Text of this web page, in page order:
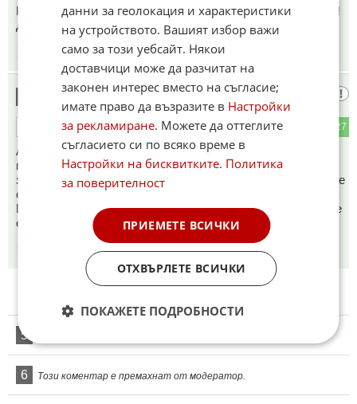
Нашата има чок парасъ, и затова запасява европейската!!!
Да не гладуват смотаняците...
16.06.2026
Сталин
27
ОТГОВОР
А нашето злато от 27 тона сиганина Костов го даде на
пиратите от Лондон,и също канадските мародери влачат
злато за 5 милиарда всяка година от България,а цървулите
събират капачки и ходят гладни и тънат в мизерия,когато
Волен Сидеров искаше да си вземем златото всички му се
смеехте и подигравахте яжте сега кошерни л@йна
16.06.2026
5
6 Този коментар е премахнат от модератор.
данни за геолокация и характеристики
на устройството. Вашият избор важи
само за този уебсайт. Някои
доставчици може да разчитат на
законен интерес вместо на съгласие;
имате право да възразите в Настройки
за рекламиране. Можете да оттеглите
съгласието си по всяко време в
Настройки на бисквитките. Политика
за поверителност
ПРИЕМЕТЕ ВСИЧКИ
ОТХВЪРЛЕТЕ ВСИЧКИ
ПОКАЖЕТЕ ПОДРОБНОСТИ